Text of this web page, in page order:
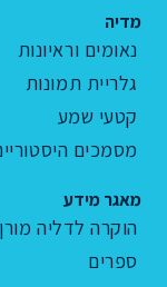
מדיה
נאומים וראיונות
גלריית תמונות
קטעי שמע
מסמכים
מאגר מידע
הוקרה לדליה מורן
ספרים